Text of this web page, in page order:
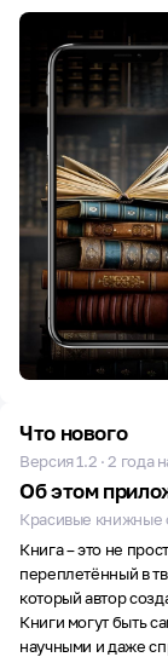
Что нового
Версия 1.2 · 2 года
Об этом
Красивые книжные
Книга – это не
переплетённый в
который автор
Книги могут быть
научными и даже